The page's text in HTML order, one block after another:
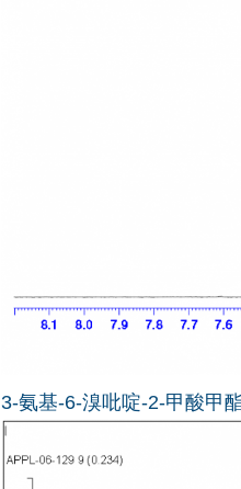
3-氨基-6-溴吡啶-2-甲酸甲